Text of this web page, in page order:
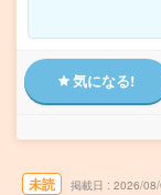
気になる!
未読 掲載日 2026/